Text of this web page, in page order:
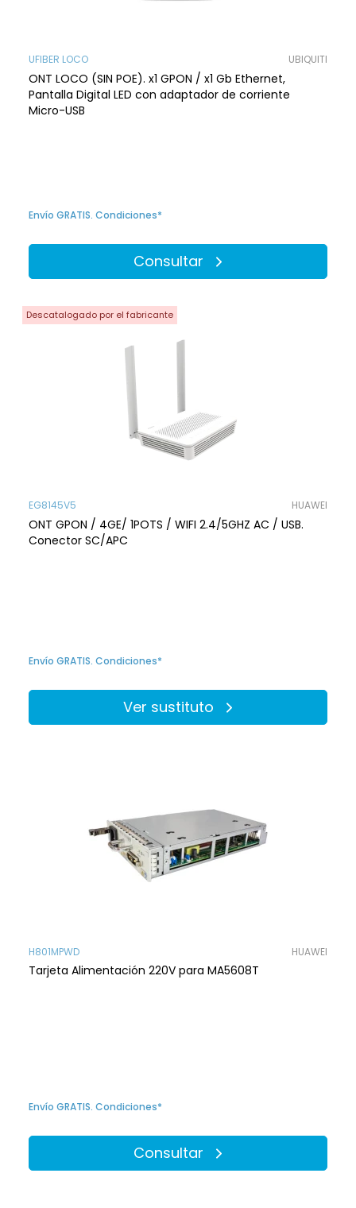
UFIBER LOCO UBIQUITI
ONT LOCO (SIN POE). x1 GPON / x1 Gb Ethernet,
Pantalla Digital LED con adaptador de corriente
Micro-USB
Envío GRATIS. Condiciones*
Consultar
Descatalogado por el fabricante
EG8145V5 HUAWEI
ONT GPON / 4GE/ 1POTS / WIFI 2.4/5GHZ AC / USB.
Conector SC/APC
Envío GRATIS. Condiciones*
Ver sustituto
H801MPWD HUAWEI
Tarjeta Alimentación 220V para MA5608T
Envío GRATIS. Condiciones*
Consultar